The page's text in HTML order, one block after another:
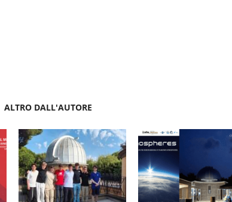
ALTRO DALL'AUTORE